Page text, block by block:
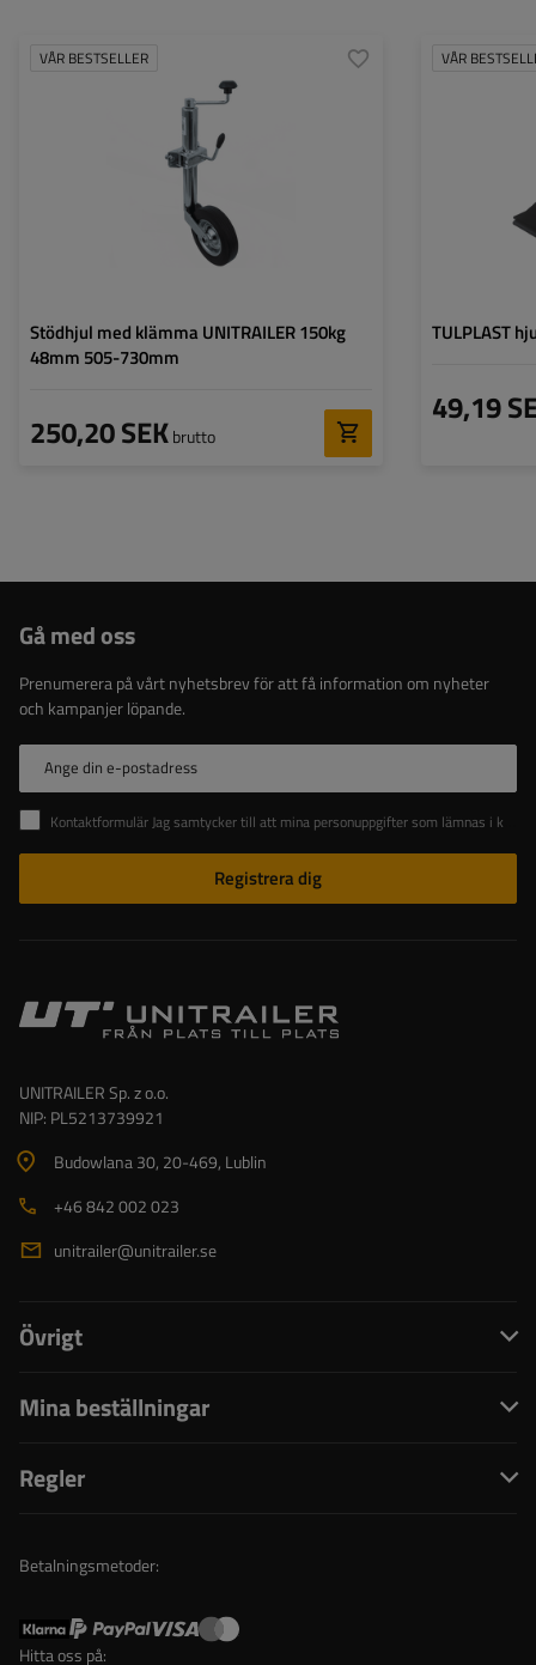
VÅR BESTSELLER
Stödhjul med klämma UNITRAILER 150kg
48mm 505-730mm
250,20 SEKbrutto
150 kg
505 - 730 mm
standard
VÅR
TULPLAST
49,19
Gå med oss
Prenumerera på vårt nyhetsbrev för att få information om nyheter
och kampanjer löpande.
Ange din e-postadress
Kontaktformulär Jag samtycker till att mina personuppgifter som lämnas i kontaktformuläret behandlas i enlighet med Europaparlamentets och rådets förordning (EU).
Registrera dig
UNITRAILER Sp. z o.o.
NIP: PL5213739921
Budowlana 30, 20-469, Lublin
+46 842 002 023
unitrailer@unitrailer.se
Övrigt
Mina beställningar
Regler
Betalningsmetoder:
Hitta oss på: